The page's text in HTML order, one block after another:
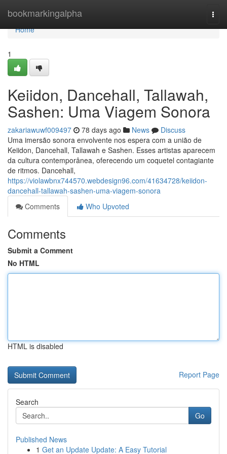
bookmarkingalpha
Home
Home
1
Keiidon, Dancehall, Tallawah,
Sashen: Uma Viagem Sonora
zakariawuwf009497 78 days ago News
Discuss
Uma imersão sonora envolvente nos espera com a união de
Keiidon, Dancehall, Tallawah e Sashen. Esses artistas aparecem
da cultura contemporânea, oferecendo um coquetel contagiante
de ritmos. Dancehall,
https://violawbnx744570.webdesign96.com/41634728/keiidon-
dancehall-tallawah-sashen-uma-viagem-sonora
Comments
Who Upvoted
Comments
Submit a Comment
No HTML
HTML is disabled
Report Page
Search
Go
Published News
1 Get an Update Update: A Easy Tutorial